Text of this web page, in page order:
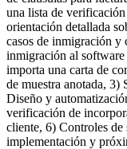
una lista de
orientación detallada
casos de inmigración y
inmigración al
importa una carta de
de muestra anotada, 3)
Diseño y
verificación de
cliente, 6) Controles
implementación y